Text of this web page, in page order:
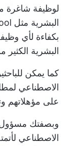
لوظيفة شاغرة
البشرية
بكفاءة لأي
البشرية
كما يمكن
الاصطناعي
على مؤهلاتهم
وبصفتك مسؤول
الاصطناعي